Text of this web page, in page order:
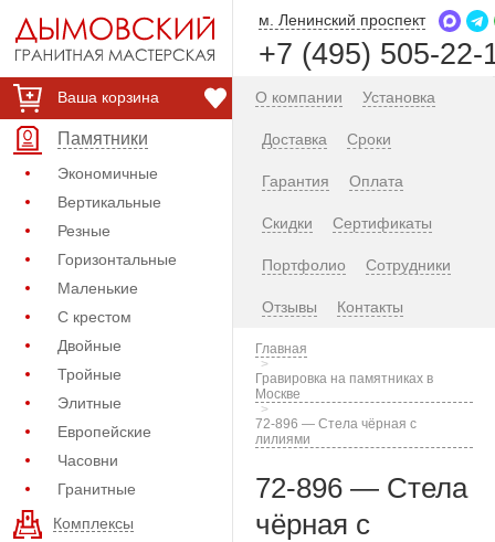
Ваша корзина
Памятники
Экономичные
Вертикальные
Резные
Горизонтальные
Маленькие
С крестом
Двойные
Тройные
Элитные
Европейские
Часовни
Гранитные
Комплексы
м. Ленинский проспект
+7 (495) 505-22-
О компании Установка
Доставка Сроки
Гарантия Оплата
Скидки Сертификаты
Портфолио Сотрудники
Отзывы Контакты
Главная
Гравировка на памятниках в
Москве
72-896 — Стела чёрная с
лилиями
72-896 — Стела
чёрная с